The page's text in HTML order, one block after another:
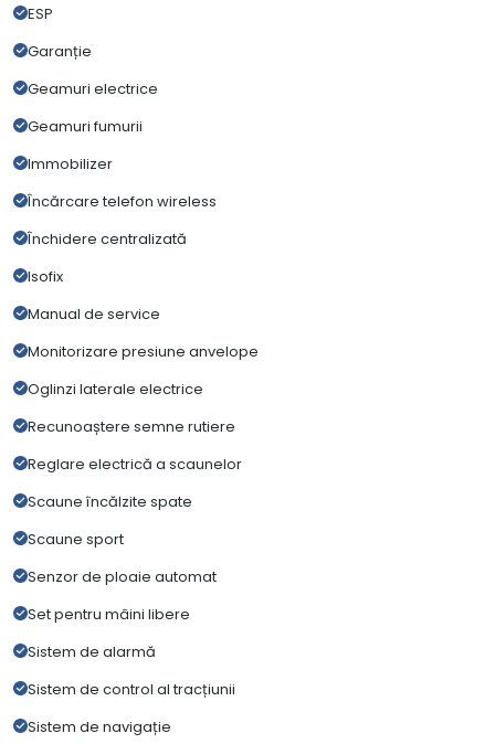
ESP
Garanție
Geamuri electrice
Geamuri fumurii
Immobilizer
Încărcare telefon wireless
Închidere centralizată
Isofix
Manual de service
Monitorizare presiune anvelope
Oglinzi laterale electrice
Recunoaștere semne rutiere
Reglare electrică a scaunelor
Scaune încălzite spate
Scaune sport
Senzor de ploaie automat
Set pentru mâini libere
Sistem de alarmă
Sistem de control al tracțiunii
Sistem de navigație